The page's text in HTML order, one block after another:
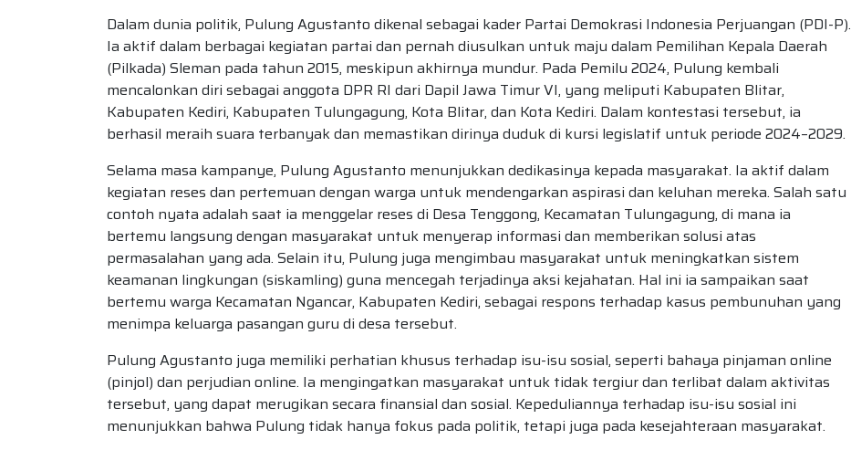
Dalam dunia politik, Pulung Agustanto dikenal sebagai kader Partai Demokrasi Indonesia Perjuangan (PDI-P).
Ia aktif dalam berbagai kegiatan partai dan pernah diusulkan untuk maju dalam Pemilihan Kepala Daerah
(Pilkada) Sleman pada tahun 2015, meskipun akhirnya mundur. Pada Pemilu 2024, Pulung kembali
mencalonkan diri sebagai anggota DPR RI dari Dapil Jawa Timur VI, yang meliputi Kabupaten Blitar,
Kabupaten Kediri, Kabupaten Tulungagung, Kota Blitar, dan Kota Kediri. Dalam kontestasi tersebut, ia
berhasil meraih suara terbanyak dan memastikan dirinya duduk di kursi legislatif untuk periode 2024–2029.
Selama masa kampanye, Pulung Agustanto menunjukkan dedikasinya kepada masyarakat. Ia aktif dalam
kegiatan reses dan pertemuan dengan warga untuk mendengarkan aspirasi dan keluhan mereka. Salah satu
contoh nyata adalah saat ia menggelar reses di Desa Tenggong, Kecamatan Tulungagung, di mana ia
bertemu langsung dengan masyarakat untuk menyerap informasi dan memberikan solusi atas
permasalahan yang ada. Selain itu, Pulung juga mengimbau masyarakat untuk meningkatkan sistem
keamanan lingkungan (siskamling) guna mencegah terjadinya aksi kejahatan. Hal ini ia sampaikan saat
bertemu warga Kecamatan Ngancar, Kabupaten Kediri, sebagai respons terhadap kasus pembunuhan yang
menimpa keluarga pasangan guru di desa tersebut.
Pulung Agustanto juga memiliki perhatian khusus terhadap isu-isu sosial, seperti bahaya pinjaman online
(pinjol) dan perjudian online. Ia mengingatkan masyarakat untuk tidak tergiur dan terlibat dalam aktivitas
tersebut, yang dapat merugikan secara finansial dan sosial. Kepeduliannya terhadap isu-isu sosial ini
menunjukkan bahwa Pulung tidak hanya fokus pada politik, tetapi juga pada kesejahteraan masyarakat.